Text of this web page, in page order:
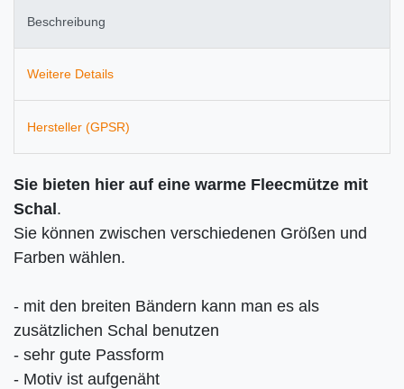
Beschreibung
Weitere Details
Hersteller (GPSR)
Sie bieten hier auf eine warme Fleecmütze mit
Schal.
Sie können zwischen verschiedenen Größen und
Farben wählen.
- mit den breiten Bändern kann man es als
zusätzlichen Schal benutzen
- sehr gute Passform
- Motiv ist aufgenäht